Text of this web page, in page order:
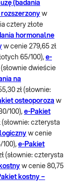
(badania
rozszerzony w
cztery złote
hormonalne
w cenie 279,65 zł
65/100), e-
(słownie dwieście
na
zł (słownie:
osteoporoza w
100), e-Pakiet
(słownie: czterysta
w cenie
100), e-Pakiet
(słownie: czterysta
w cenie 80,75
kostny –